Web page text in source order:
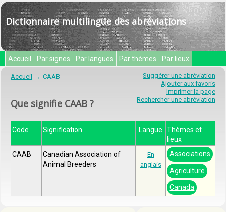
Dictionnaire multilingue des abréviations
Accueil Par signes Par langues Par thèmes Par lieux
Suggérer une abréviation
Ajouter aux favoris
Imprimer la page
Rechercher une abréviation
Accueil CAAB
Que signifie CAAB ?
Code Signification Langue
Thèmes et
lieux
CAAB
Canadian Association of
Animal Breeders
En
anglais
Associations
Agriculture
Canada